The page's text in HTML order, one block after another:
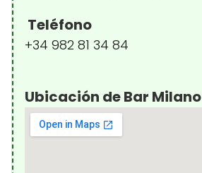
Teléfono
+34 982 81 34 84
Ubicación de Bar Milano